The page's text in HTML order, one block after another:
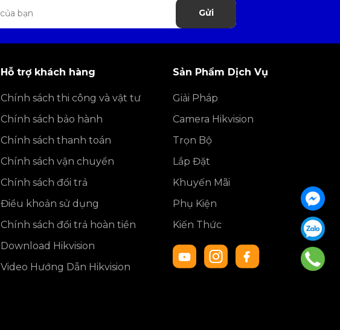
Gửi
Hỗ trợ khách hàng
Chính sách thi công và vật tư
Chính sách bảo hành
Chính sách thanh toán
Chính sách vận chuyển
Chính sách đổi trả
Điều khoản sử dụng
Chính sách đổi trả hoàn tiền
Download Hikvision
Video Hướng Dẫn Hikvision
Sản Phẩm Dịch Vụ
Giải Pháp
Camera Hikvision
Trọn Bộ
Lắp Đặt
Khuyến Mãi
Phụ Kiện
Kiến Thức